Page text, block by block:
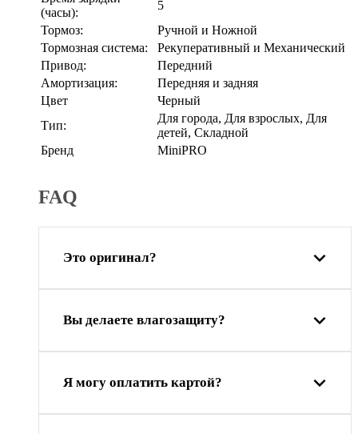
(часы):
5
Тормоз:
Ручной и Ножной
Тормозная система:
Рекуперативный и Механический
Привод:
Передний
Амортизация:
Передняя и задняя
Цвет
Черный
Тип:
Для города, Для взрослых, Для
детей, Складной
Бренд
MiniPRO
FAQ
Это оригинал?
Вы делаете влагозащиту?
Я могу оплатить картой?